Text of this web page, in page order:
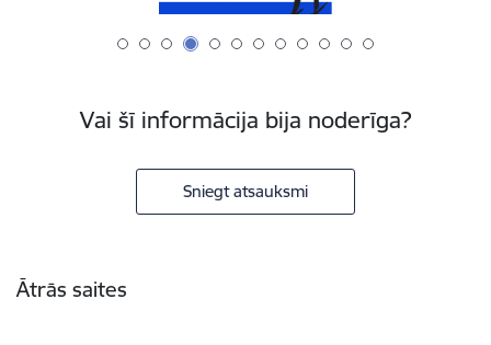
Vai šī informācija bija noderīga?
Sniegt atsauksmi
Ātrās saites